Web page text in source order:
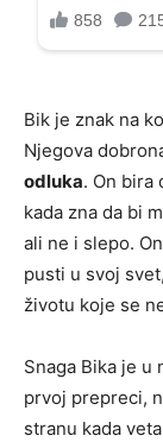
Bik je znak na
Njegova
odluka. On bira
kada zna da bi
ali ne i slepo.
pusti u svoj
životu koje se
Snaga Bika je u
prvoj prepreci,
stranu kada